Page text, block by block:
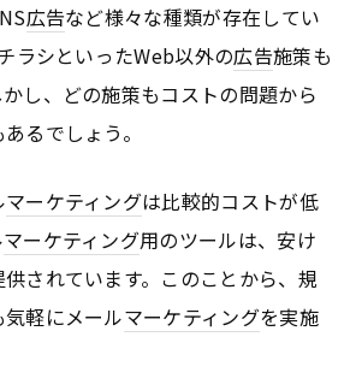
広告など様々な種類が存在してい
ラシといったWeb以外の広告施策も
し、どの施策もコストの問題から
るでしょう。
マーケティングは比較的コストが低
マーケティング用のツールは、安け
されています。このことから、規
軽にメールマーケティングを実施